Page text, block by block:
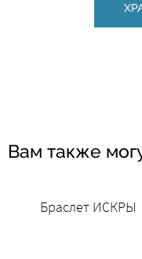
Вам также
Браслет ИСКРЫ